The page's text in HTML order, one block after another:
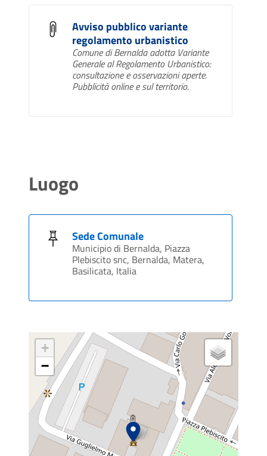
Avviso pubblico variante
regolamento urbanistico
Comune di Bernalda adotta Variante
Generale al Regolamento Urbanistico:
consultazione e osservazioni aperte.
Pubblicità online e sul territorio.
Luogo
Sede Comunale
Municipio di Bernalda, Piazza
Plebiscito snc, Bernalda, Matera,
Basilicata, Italia
+
−